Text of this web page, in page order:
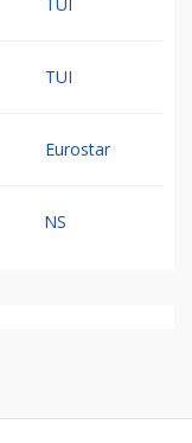
TUI
Eurostar
NS